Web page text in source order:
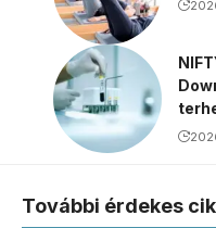
További érdekes